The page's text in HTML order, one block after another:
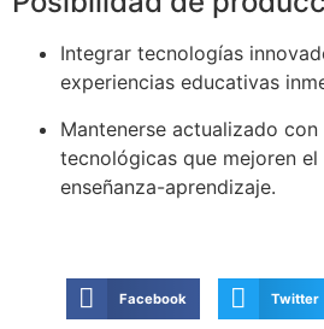
Integrar tecnologías
experiencias educativas
Mantenerse actualizado
tecnológicas que mejoren
enseñanza-aprendizaje.
Facebook Twitter